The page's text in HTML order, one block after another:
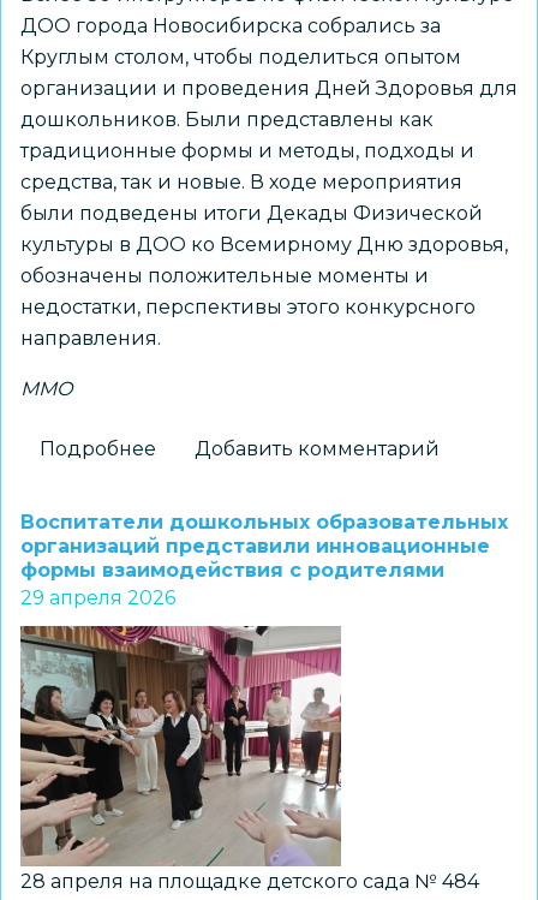
родины
ДОО города Новосибирска собрались за
Круглым столом, чтобы поделиться опытом
организации и проведения Дней Здоровья для
дошкольников. Были представлены как
традиционные формы и методы, подходы и
средства, так и новые. В ходе мероприятия
были подведены итоги Декады Физической
культуры в ДОО ко Всемирному Дню здоровья,
обозначены положительные моменты и
недостатки, перспективы этого конкурсного
направления.
ММО
Подробнее
методическое
объединение
инструкторов
по
физической
культуре
Добавить комментарий
Воспитатели дошкольных образовательных
организаций представили инновационные
формы взаимодействия с родителями
29 апреля 2026
28 апреля на площадке детского сада № 484